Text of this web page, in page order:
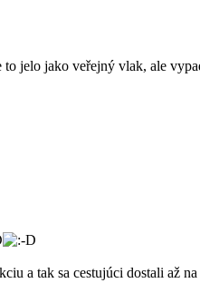
jelo jako veřejný vlak, ale
a tak sa cestujúci dostali až